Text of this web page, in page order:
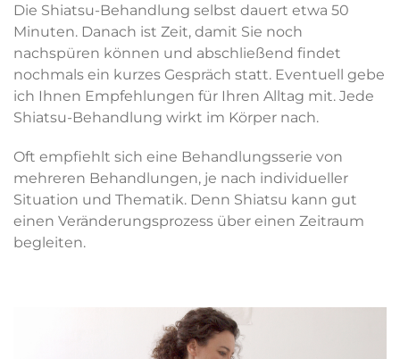
Die Shiatsu-Behandlung selbst dauert etwa 50
Minuten. Danach ist Zeit, damit Sie noch
nachspüren können und abschließend findet
nochmals ein kurzes Gespräch statt. Eventuell gebe
ich Ihnen Empfehlungen für Ihren Alltag mit. Jede
Shiatsu-Behandlung wirkt im Körper nach.
Oft empfiehlt sich eine Behandlungsserie von
mehreren Behandlungen, je nach individueller
Situation und Thematik. Denn Shiatsu kann gut
einen Veränderungsprozess über einen Zeitraum
begleiten.